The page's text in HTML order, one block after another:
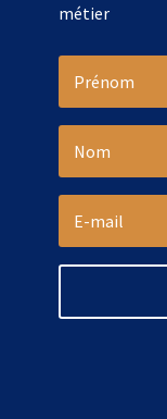
métier